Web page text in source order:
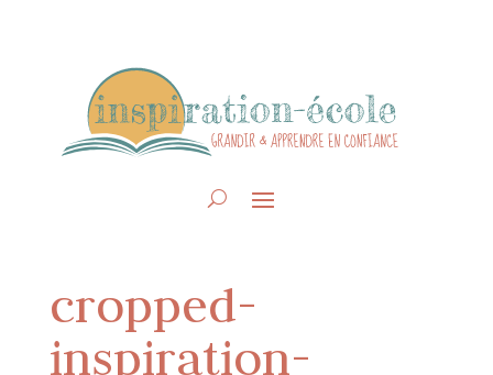
cropped-
inspiration-